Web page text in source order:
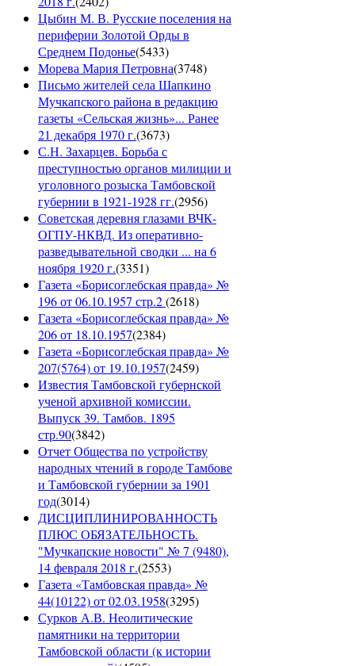
Цыбин М. В. Русские поселения на
периферии Золотой Орды в
Среднем Подонье(5433)
Морева Мария Петровна(3748)
Письмо жителей села Шапкино
Мучкапского района в редакцию
газеты «Сельская жизнь»... Ранее
21 декабря 1970 г.(3673)
С.Н. Захарцев. Борьба с
преступностью органов милиции и
уголовного розыска Тамбовской
губернии в 1921-1928 гг.(2956)
Советская деревня глазами ВЧК-
ОГПУ-НКВД. Из оперативно-
разведывательной сводки ... на 6
ноября 1920 г.(3351)
Газета «Борисоглебская правда» №
196 от 06.10.1957 стр.2(2618)
Газета «Борисоглебская правда» №
206 от 18.10.1957(2384)
Газета «Борисоглебская правда» №
207(5764) от 19.10.1957(2459)
Известия Тамбовской губернской
ученой архивной комиссии.
Выпуск 39. Тамбов. 1895
стр.90(3842)
Отчет Общества по устройству
народных чтений в городе Тамбове
и Тамбовской губернии за 1901
год(3014)
ДИСЦИПЛИНИРОВАННОСТЬ
ПЛЮС ОБЯЗАТЕЛЬНОСТЬ.
"Мучкапские новости" № 7 (9480),
14 февраля 2018 г.(2553)
Газета «Тамбовская правда» №
44(10122) от 02.03.1958(3295)
Сурков А.В. Неолитические
памятники на территории
Тамбовской области (к истории